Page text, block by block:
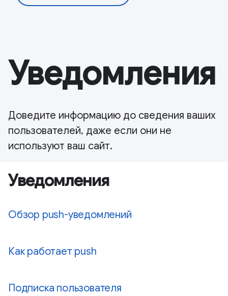
Уведомления
Доведите информацию до сведения ваших
пользователей, даже если они не
используют ваш сайт.
Уведомления
Обзор push-уведомлений
Как работает push
Подписка пользователя